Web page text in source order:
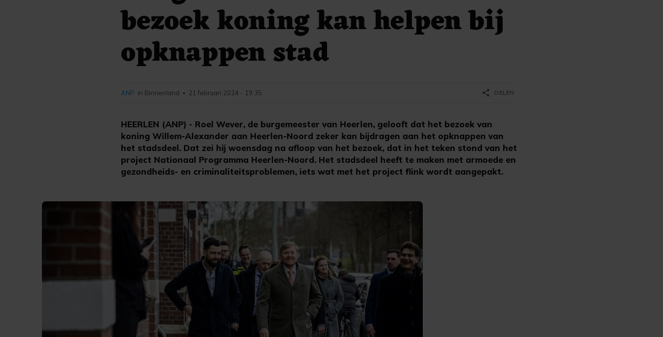
bezoek koning kan helpen bij
opknappen stad
HEERLEN (ANP) - Roel Wever, de burgemeester van Heerlen, gelooft dat het bezoek van
koning Willem-Alexander aan Heerlen-Noord zeker kan bijdragen aan het opknappen van
het stadsdeel. Dat zei hij woensdag na afloop van het bezoek, dat in het teken stond van het
project Nationaal Programma Heerlen-Noord. Het stadsdeel heeft te maken met armoede en
gezondheids- en criminaliteitsproblemen, iets wat met het project flink wordt aangepakt.
ANP in Binnenland • 21 februari 2024 - 19:35 share DELEN